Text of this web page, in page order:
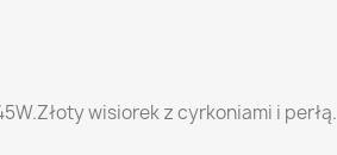
wisiorek z cyrkoniami i perłą.